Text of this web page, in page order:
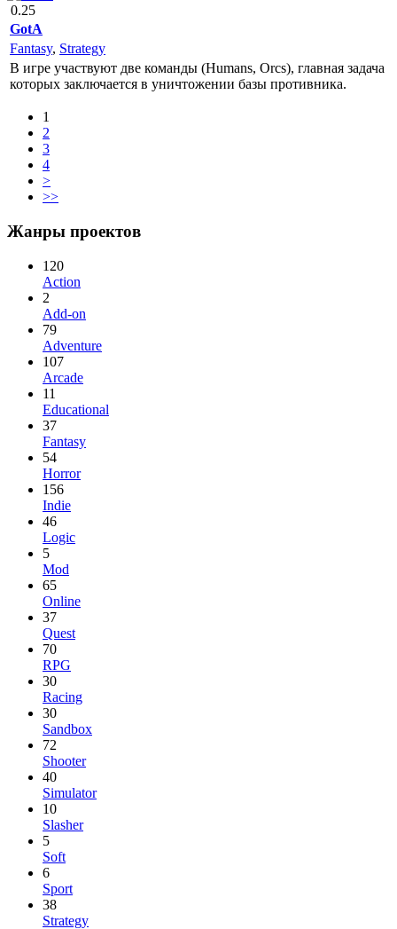
0.25
GotA
Fantasy, Strategy
В игре участвуют две команды (Humans, Orcs), главная задача
которых заключается в уничтожении базы противника.
1
2
3
4
>
>>
Жанры проектов
120
Action
2
Add-on
79
Adventure
107
Arcade
11
Educational
37
Fantasy
54
Horror
156
Indie
46
Logic
5
Mod
65
Online
37
Quest
70
RPG
30
Racing
30
Sandbox
72
Shooter
40
Simulator
10
Slasher
5
Soft
6
Sport
38
Strategy